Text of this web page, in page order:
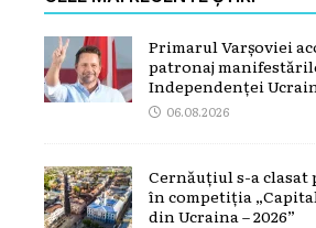
Primarul Varșoviei
patronaj
Independenței
06.08.2026
Cernăuțiul s-a clasat
în competiția
din Ucraina – 2026”